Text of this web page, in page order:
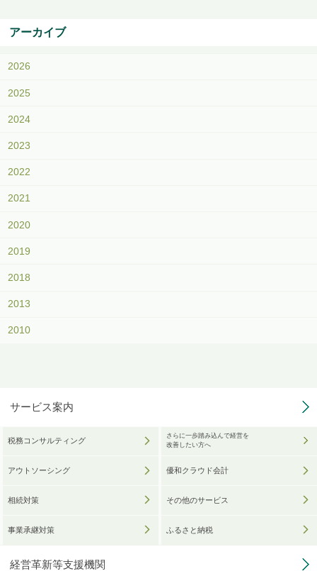
アーカイブ
2026
2025
2024
2023
2022
2021
2020
2019
2018
2013
2010
サービス案内
税務コンサルティング
アウトソーシング
相続対策
事業承継対策
さらに一歩踏み込んで経営を
改善したい方へ
優和クラウド会計
その他のサービス
ふるさと納税
経営革新等支援機関